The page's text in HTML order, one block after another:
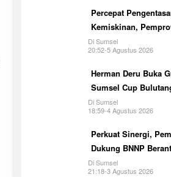
Percepat
Kemiskinan,
Optimalkan GSMP
Multihelix
Di Sumsel
20:52-5 Agustus 2026
Herman Deru Buka
Sumsel Cup
2026
Di Sumsel
18:59-4 Agustus 2026
Perkuat Sinergi,
Dukung BNNP
Di Sumsel
21:18-3 Agustus 2026